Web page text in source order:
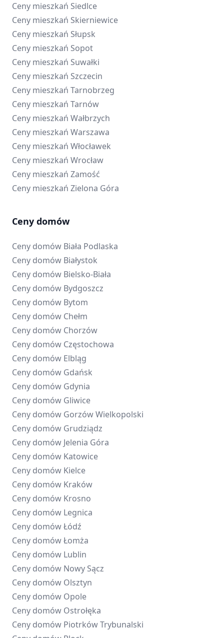
Ceny mieszkań Siedlce
Ceny mieszkań Skierniewice
Ceny mieszkań Słupsk
Ceny mieszkań Sopot
Ceny mieszkań Suwałki
Ceny mieszkań Szczecin
Ceny mieszkań Tarnobrzeg
Ceny mieszkań Tarnów
Ceny mieszkań Wałbrzych
Ceny mieszkań Warszawa
Ceny mieszkań Włocławek
Ceny mieszkań Wrocław
Ceny mieszkań Zamość
Ceny mieszkań Zielona Góra
Ceny domów
Ceny domów Biała Podlaska
Ceny domów Białystok
Ceny domów Bielsko-Biała
Ceny domów Bydgoszcz
Ceny domów Bytom
Ceny domów Chełm
Ceny domów Chorzów
Ceny domów Częstochowa
Ceny domów Elbląg
Ceny domów Gdańsk
Ceny domów Gdynia
Ceny domów Gliwice
Ceny domów Gorzów Wielkopolski
Ceny domów Grudziądz
Ceny domów Jelenia Góra
Ceny domów Katowice
Ceny domów Kielce
Ceny domów Kraków
Ceny domów Krosno
Ceny domów Legnica
Ceny domówŁódź
Ceny domówŁomża
Ceny domów Lublin
Ceny domów Nowy Sącz
Ceny domów Olsztyn
Ceny domów Opole
Ceny domów Ostrołęka
Ceny domów Piotrków Trybunalski